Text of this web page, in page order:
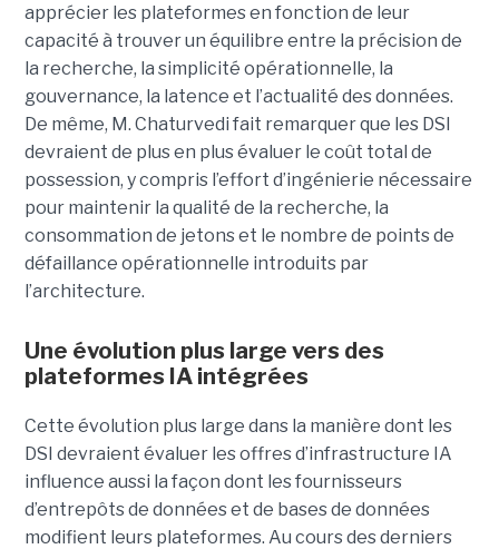
apprécier les plateformes en fonction de leur
capacité à trouver un équilibre entre la précision de
la recherche, la simplicité opérationnelle, la
gouvernance, la latence et l’actualité des données.
De même, M. Chaturvedi fait remarquer que les DSI
devraient de plus en plus évaluer le coût total de
possession, y compris l’effort d’ingénierie nécessaire
pour maintenir la qualité de la recherche, la
consommation de jetons et le nombre de points de
défaillance opérationnelle introduits par
l’architecture.
Une évolution plus large vers des
plateformes IA intégrées
Cette évolution plus large dans la manière dont les
DSI devraient évaluer les offres d’infrastructure IA
influence aussi la façon dont les fournisseurs
d’entrepôts de données et de bases de données
modifient leurs plateformes. Au cours des derniers